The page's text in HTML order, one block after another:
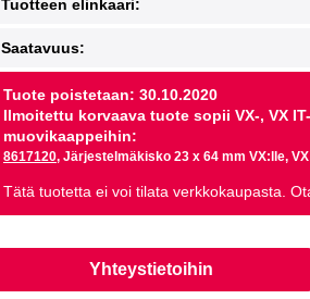
Tuotteen elinkaari:
Saatavuus:
Tuote poistetaan: 30.10.2020
Ilmoitettu korvaava tuote sopii VX-, VX
muovikaappeihin:
8617120, Järjestelmäkisko 23 x 64 mm VX:lle,
Tätä tuotetta ei voi tilata verkkokaupasta.
Yhteystietoihin